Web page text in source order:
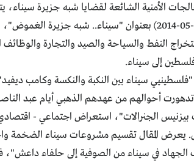
الأمنية الشائعة لقضايا شبه جزيرة
تبدأ السلسلة بمقال وصفي تعريفي (14-05-2014)
النفط والسياحة والصيد والتجارة
إلى سيناء.
(21-05-2014)، فهو عن "فلسطينيي سيناء بين
أحوالهم من عهدهم الذهبي أيام عبد
(11-06-2014)، "نكسات بيزنيس الجنرالات"، استعراض
يعرض المقال تقسيم مشروعات سيناء الضخمة